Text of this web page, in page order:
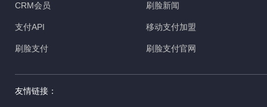
CRM会员
支付API
刷脸支付
刷脸新闻
移动支付加盟
刷脸支付官网
友情链接：